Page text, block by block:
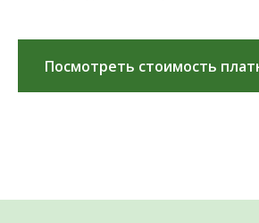
Посмотреть стоимость